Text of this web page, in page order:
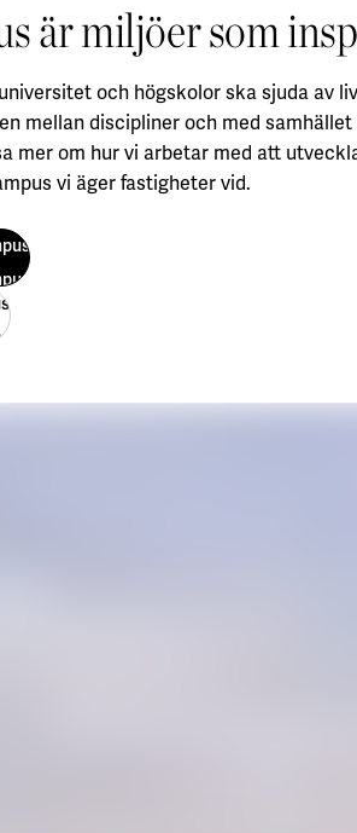
är miljöer som
och högskolor ska sjuda av
mellan discipliner och med
mer om hur vi arbetar med att
vi äger fastigheter vid.